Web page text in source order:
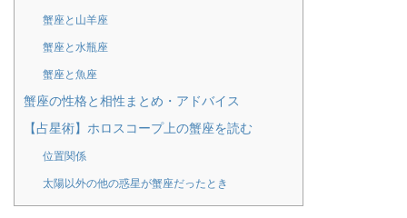
蟹座と山羊座
蟹座と水瓶座
蟹座と魚座
蟹座の性格と相性まとめ・アドバイス
【占星術】ホロスコープ上の蟹座を読む
位置関係
太陽以外の他の惑星が蟹座だったとき